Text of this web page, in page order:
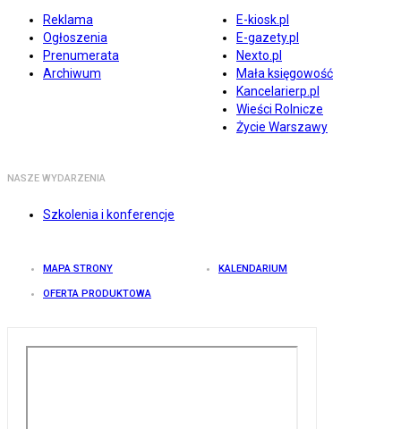
Reklama
Ogłoszenia
Prenumerata
Archiwum
E-kiosk.pl
E-gazety.pl
Nexto.pl
Mała księgowość
Kancelarierp.pl
Wieści Rolnicze
Życie Warszawy
NASZE WYDARZENIA
Szkolenia i konferencje
MAPA STRONY KALENDARIUM
OFERTA PRODUKTOWA